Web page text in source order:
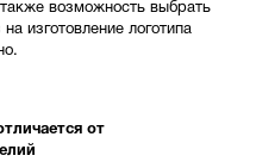
возможность выбрать
изготовление логотипа
от